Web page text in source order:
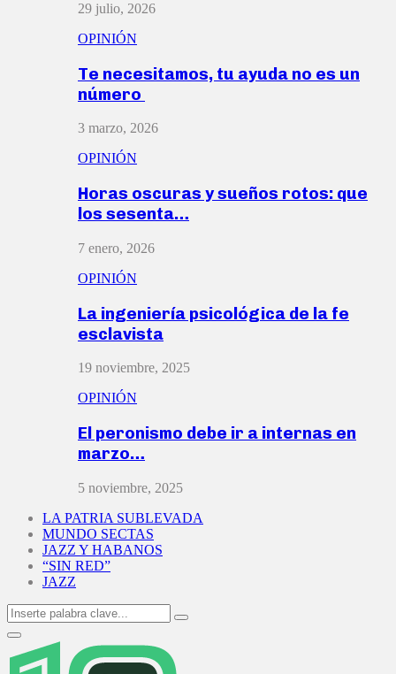
29 julio, 2026
OPINIÓN
Te necesitamos, tu ayuda no es un
número
3 marzo, 2026
OPINIÓN
Horas oscuras y sueños rotos: que
los sesenta…
7 enero, 2026
OPINIÓN
La ingeniería psicológica de la fe
esclavista
19 noviembre, 2025
OPINIÓN
El peronismo debe ir a internas en
marzo…
5 noviembre, 2025
LA PATRIA SUBLEVADA
MUNDO SECTAS
JAZZ Y HABANOS
“SIN RED”
JAZZ
Search
for:
Search
Primary
Menu